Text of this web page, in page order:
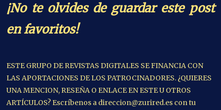
¡No te olvides de guardar este post
en favoritos!
ESTE GRUPO DE REVISTAS DIGITALES SE FINANCIA CON
LAS APORTACIONES DE LOS PATROCINADORES. ¿QUIERES
UNA MENCION, RESEÑA O ENLACE EN ESTE U OTROS
ARTÍCULOS? Escríbenos a direccion@zurired.es con tu